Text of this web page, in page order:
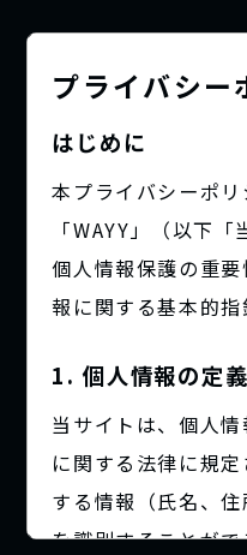
プライバシー
はじめに
本プライバシーポ
「WAYY」（以下
個人情報保護の重
報に関する基本的指
1. 個人情報の定義
当サイトは、個人
に関する法律に規
する情報（氏名、
を識別することが